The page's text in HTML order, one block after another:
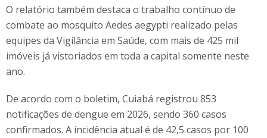
O relatório também destaca o trabalho contínuo de
combate ao mosquito Aedes aegypti realizado pelas
equipes da Vigilância em Saúde, com mais de 425 mil
imóveis já vistoriados em toda a capital somente neste
ano.
De acordo com o boletim, Cuiabá registrou 853
notificações de dengue em 2026, sendo 360 casos
confirmados. A incidência atual é de 42,5 casos por 100